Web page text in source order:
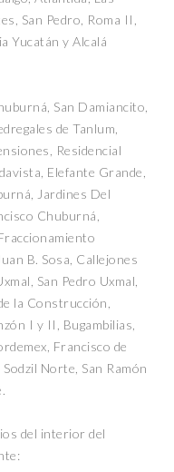
San Pedro, Roma II,
Yucatán y Alcalá
San Damiancito,
de Tanlum,
Residencial
Elefante Grande,
Jardines Del
Chuburná,
B. Sosa, Callejones
San Pedro Uxmal,
la Construcción,
I y II, Bugambilias,
Francisco de
Norte, San Ramón
del interior del